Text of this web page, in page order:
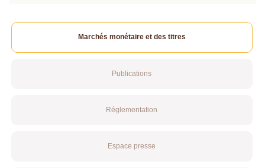
Marchés monétaire et des titres
Publications
Réglementation
Espace presse